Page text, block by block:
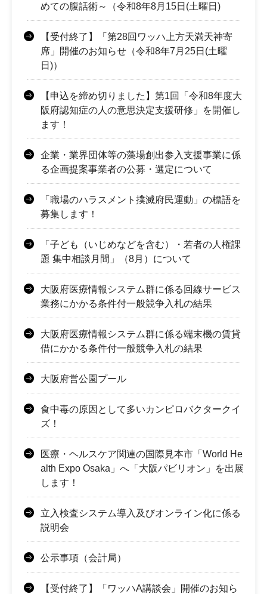
めての腹話術～（令和8年8月15日(土曜日)
【受付終了】「第28回ワッハ上方天満天神寄
席」開催のお知らせ（令和8年7月25日(土曜
日)）
【申込を締め切りました】第1回「令和8年度大
阪府認知症の人の意思決定支援研修」を開催し
ます！
企業・業界団体等の藻場創出参入支援事業に係
る企画提案事業者の公募・選定について
「職場のハラスメント撲滅府民運動」の標語を
募集します！
「子ども（いじめなどを含む）・若者の人権課
題 集中相談月間」（8月）について
大阪府医療情報システム群に係る回線サービス
業務にかかる条件付一般競争入札の結果
大阪府医療情報システム群に係る端末機の賃貸
借にかかる条件付一般競争入札の結果
大阪府営公園プール
食中毒の原因として多いカンピロバクタークイ
ズ！
医療・ヘルスケア関連の国際見本市「World He
alth Expo Osaka」へ「大阪パビリオン」を出展
します！
立入検査システム導入及びオンライン化に係る
説明会
公示事項（会計局）
【受付終了】「ワッハA講談会」開催のお知ら